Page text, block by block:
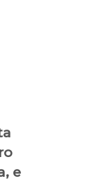
e